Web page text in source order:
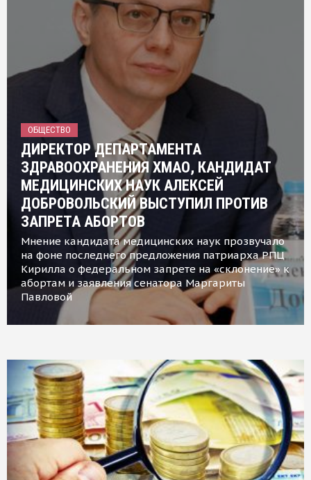
ОБЩЕСТВО
ДИРЕКТОР ДЕПАРТАМЕНТА
ЗДРАВООХРАНЕНИЯ ХМАО, КАНДИДАТ
МЕДИЦИНСКИХ НАУК АЛЕКСЕЙ
ДОБРОВОЛЬСКИЙ ВЫСТУПИЛ ПРОТИВ
ЗАПРЕТА АБОРТОВ
Мнение кандидата медицинских наук прозвучало
на фоне последнего предложения патриарха РПЦ
Кирилла о федеральном запрете на «склонение» к
абортам и заявления сенатора Маргариты
Павловой